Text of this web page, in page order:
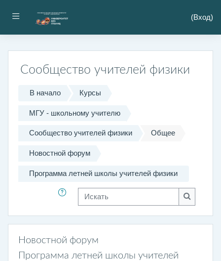
Боковая панель (Вход)
Сообщество учителей физики
В начало Курсы
МГУ - школьному учителю
Сообщество учителей физики Общее
Новостной форум
Программа летней школы учителей физики
Искать
Искать
Новостной форум
Программа летней школы учителей